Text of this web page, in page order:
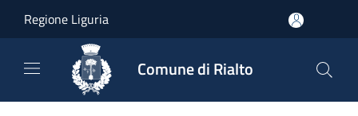
Regione Liguria
Comune di Rialto